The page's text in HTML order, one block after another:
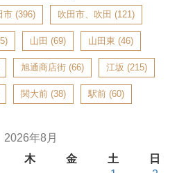
市 (396) 吹田市、吹田 (121)
山田 (69) 山田東 (46)
旭通商店街 (66) 江坂 (215)
関大前 (38) 駅前 (60)
2026年8月
木 金 土
日